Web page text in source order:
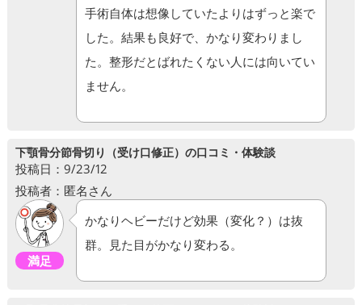
手術自体は想像していたよりはずっと楽で
した。結果も良好で、かなり変わりまし
た。整形だとばれたくない人には向いてい
ません。
下顎骨分節骨切り（受け口修正）の口コミ・体験談
投稿日：9/23/12
投稿者：匿名さん
満足
かなりヘビーだけど効果（変化？）は抜
群。見た目がかなり変わる。